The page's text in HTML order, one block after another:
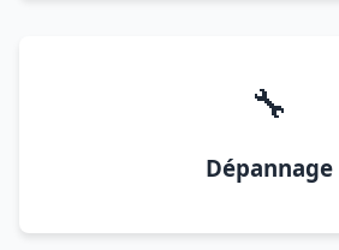
🔧
Dépannage